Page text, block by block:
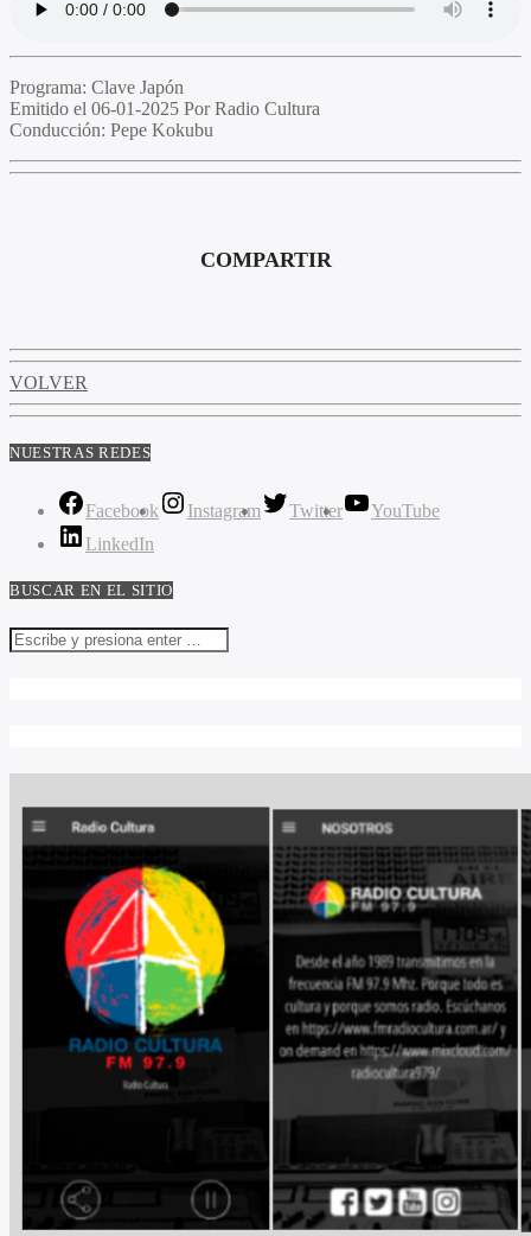
Programa: Clave Japón
Emitido el 06-01-2025 Por Radio Cultura
Conducción: Pepe Kokubu
COMPARTIR
VOLVER
NUESTRAS REDES
Facebook Instagram Twitter
YouTube
LinkedIn
BUSCAR EN EL SITIO